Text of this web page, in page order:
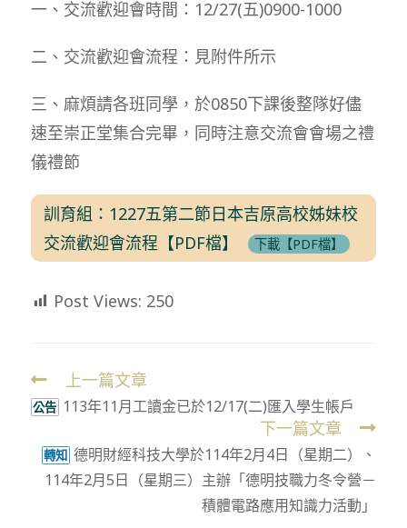
一、交流歡迎會時間：12/27(五)0900-1000
二、交流歡迎會流程：見附件所示
三、麻煩請各班同學，於0850下課後整隊好儘
速至崇正堂集合完畢，同時注意交流會會場之禮
儀禮節
訓育組：1227五第二節日本吉原高校姊妹校
交流歡迎會流程【PDF檔】
下載【PDF檔】
Post Views: 250
Read
more
上一篇文章
公告 113年11月工讀金已於12/17(二)匯入學生帳戶
下一篇文章
轉知 德明財經科技大學於114年2月4日（星期二）、
114年2月5日（星期三）主辦「德明技職力冬令營－
積體電路應用知識力活動」